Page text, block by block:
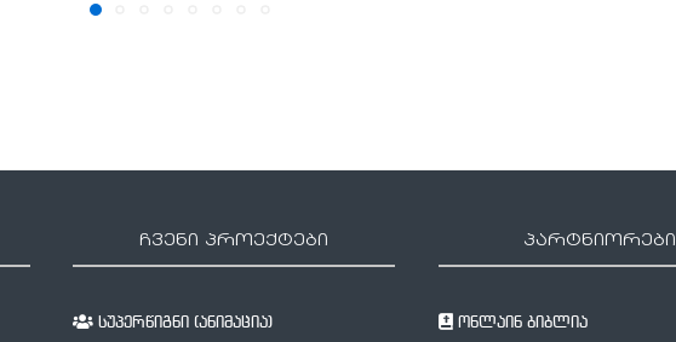
ჩვენი პროექტები
სუპერწიგნი (ანიმაცია)
პარტნიორები
ონლაინ ბიბლია